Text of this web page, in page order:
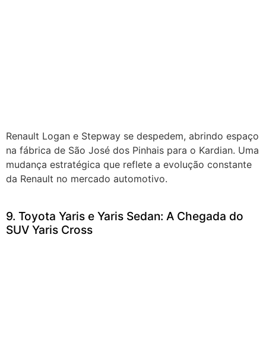
Renault Logan e Stepway se despedem, abrindo espaço
na fábrica de São José dos Pinhais para o Kardian. Uma
mudança estratégica que reflete a evolução constante
da Renault no mercado automotivo.
9. Toyota Yaris e Yaris Sedan: A Chegada do
SUV Yaris Cross